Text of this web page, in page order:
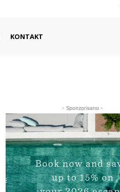
KONTAKT
- Sponzorisano -